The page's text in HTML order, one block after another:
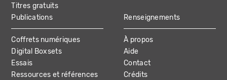
Titres gratuits
Publications
Coffrets numériques
Digital Boxsets
Essais
Ressources et références
Renseignements
À propos
Aide
Contact
Crédits